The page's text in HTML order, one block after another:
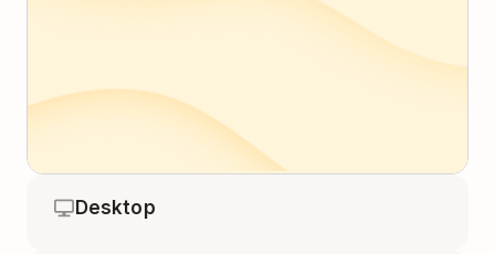
Desktop